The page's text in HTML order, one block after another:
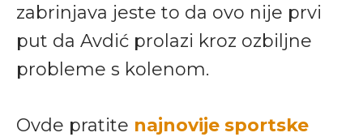
zabrinjava jeste to da ovo nije prvi
put da Avdić prolazi kroz ozbiljne
probleme s kolenom.
Ovde pratite najnovije sportske